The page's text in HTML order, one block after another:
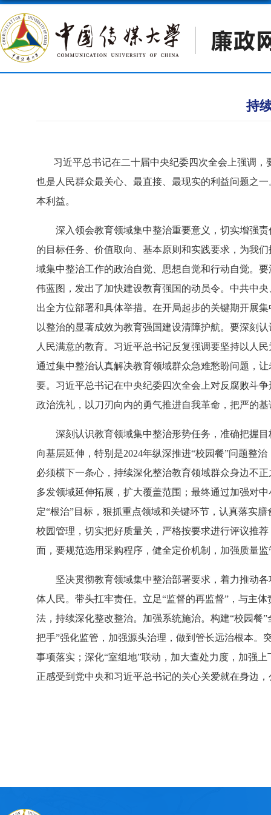
持
习近平总书记在二十届中央纪委四次全会上强调，
也是人民群众最关心、最直接、最现实的利益问题之
本利益。
深入领会教育领域集中整治重要意义，切实增强责
的目标任务、价值取向、基本原则和实践要求，为我
域集中整治工作的政治自觉、思想自觉和行动自觉。
伟蓝图，发出了加快建设教育强国的动员令。中共中
出全方位部署和具体举措。在开局起步的关键期开展
以整治的显著成效为教育强国建设清障护航。要深刻
人民满意的教育。习近平总书记反复强调要坚持以人
通过集中整治认真解决教育领域群众急难愁盼问题，
要。习近平总书记在中央纪委四次全会上对反腐败斗
政治洗礼，以刀刃向内的勇气推进自我革命，把严的
深刻认识教育领域集中整治形势任务，准确把握目
向基层延伸，特别是2024年纵深推进“校园餐”问题整
必须横下一条心，持续深化整治教育领域群众身边不
多发领域延伸拓展，扩大覆盖范围；最终通过加强对
定“根治”目标，狠抓重点领域和关键环节，认真落实
校园管理，切实把好质量关，严格按要求进行评议推
面，要规范选用采购程序，健全定价机制，加强质量
坚决贯彻教育领域集中整治部署要求，着力推动各
体人民。带头扛牢责任。立足“监督的再监督”，与主
法，持续深化整改整治。加强系统施治。构建“校园餐
把手”强化监管，加强源头治理，做到管长远治根本。
事项落实；深化“室组地”联动，加大查处力度，加强
正感受到党中央和习近平总书记的关心关爱就在身边